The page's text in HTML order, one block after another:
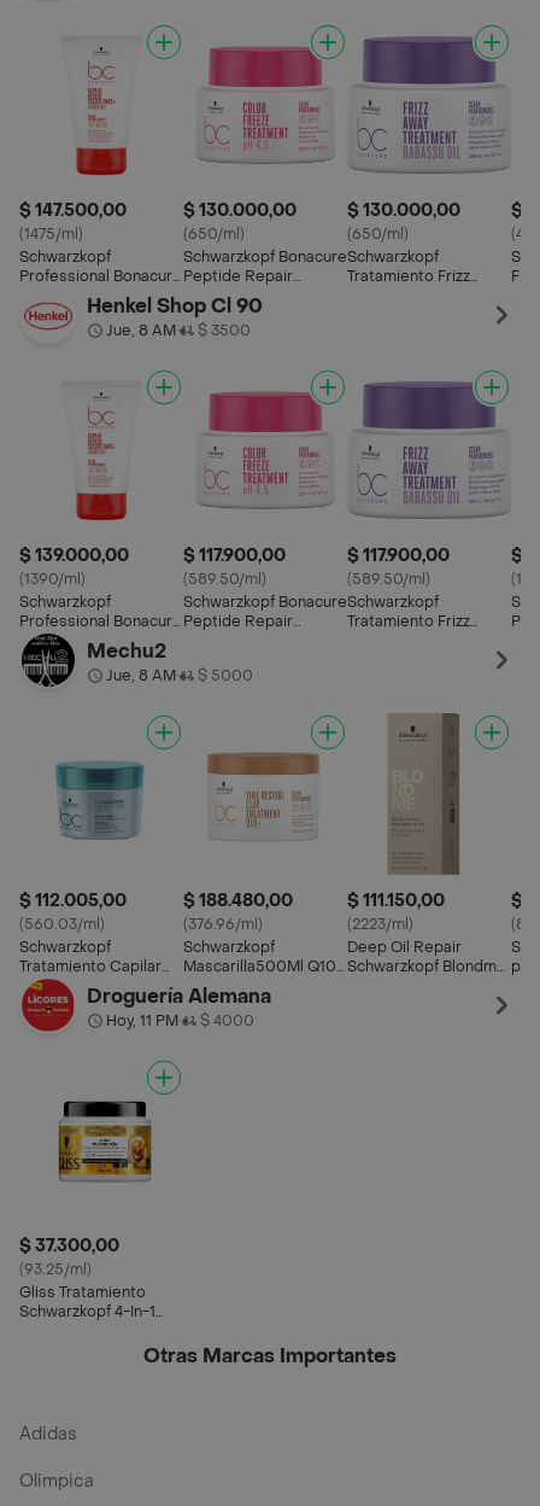
$ 147.500,00
(1475/ml)
Schwarzkopf
Professional Bonacure
Serum Puntas
Abiertas
$ 130.000,00
(650/ml)
Schwarzkopf Bonacure
Peptide Repair
Rescue
$ 130.000,00
(650/ml)
Schwarzkopf
Tratamiento Frizz
$
Henkel Shop Cl 90
Jue, 8 AM• $ 3500
$ 139.000,00
(1390/ml)
Schwarzkopf
Professional Bonacure
Serum Puntas
Abiertas
$ 117.900,00
(589.50/ml)
Schwarzkopf Bonacure
Peptide Repair
$ 117.900,00
(589.50/ml)
Schwarzkopf
Tratamiento Frizz
$
Mechu2
Jue, 8 AM• $ 5000
$ 112.005,00
(560.03/ml)
Schwarzkopf
Tratamiento Capilar
Bonacure Moisture
Kick
$ 188.480,00
(376.96/ml)
Schwarzkopf
Mascarilla500Ml Q10+
Time Restore
Bonacure
$ 111.150,00
(2223/ml)
Deep Oil Repair
Schwarzkopf Blondme
$
pH
Droguería Alemana
Hoy, 11 PM• $ 4000
$ 37.300,00
(93.25/ml)
Gliss Tratamiento
Schwarzkopf 4-In-1
Otras Marcas Importantes
Adidas
Olimpica